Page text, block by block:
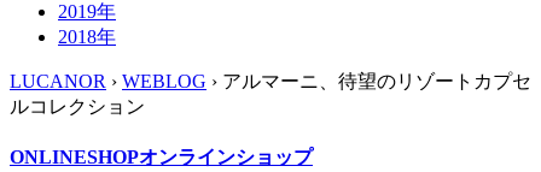
2019年
2018年
LUCANOR › WEBLOG › アルマーニ、待望のリゾートカプセ
ルコレクション
ONLINESHOPオンラインショップ